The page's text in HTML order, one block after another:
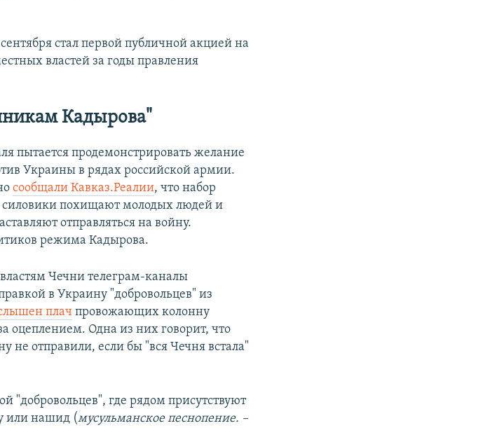
стал первой публичной акцией на
властей за годы правления
Кадырова"
пытается продемонстрировать желание
Украины в рядах российской армии.
сообщали Кавказ.Реалии, что набор
силовики похищают молодых людей и
отправляться на войну.
режима Кадырова.
Чечни телеграм-каналы
в Украину "добровольцев" из
плач провожающих колонну
оцеплением. Одна из них говорит, что
не отправили, если бы "вся Чечня встала"
"добровольцев", где рядом присутствуют
или нашид (мусульманское песнопение. –